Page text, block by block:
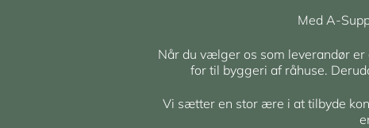
Med A-
Når du vælger os som leverandør
for til byggeri af råhuse.
Vi sætter en stor ære i at tilbyde